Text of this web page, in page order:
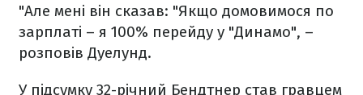
"Але мені він сказав: "Якщо домовимося по
зарплаті – я 100% перейду у "Динамо", –
розповів Дуелунд.
У підсумку 32-річний Бендтнер став гравцем